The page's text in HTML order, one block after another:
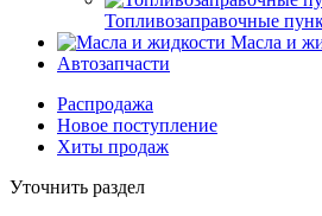
Топливозаправочные
Масла и
Автозапчасти
Распродажа
Новое поступление
Хиты продаж
Уточнить раздел